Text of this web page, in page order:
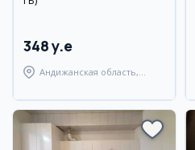
348 y.e
Андижанская область,